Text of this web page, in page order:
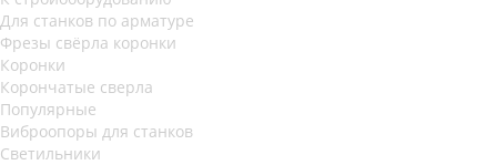
Для станков по арматуре
Фрезы свёрла коронки
Коронки
Корончатые сверла
Популярные
Виброопоры для станков
Светильники